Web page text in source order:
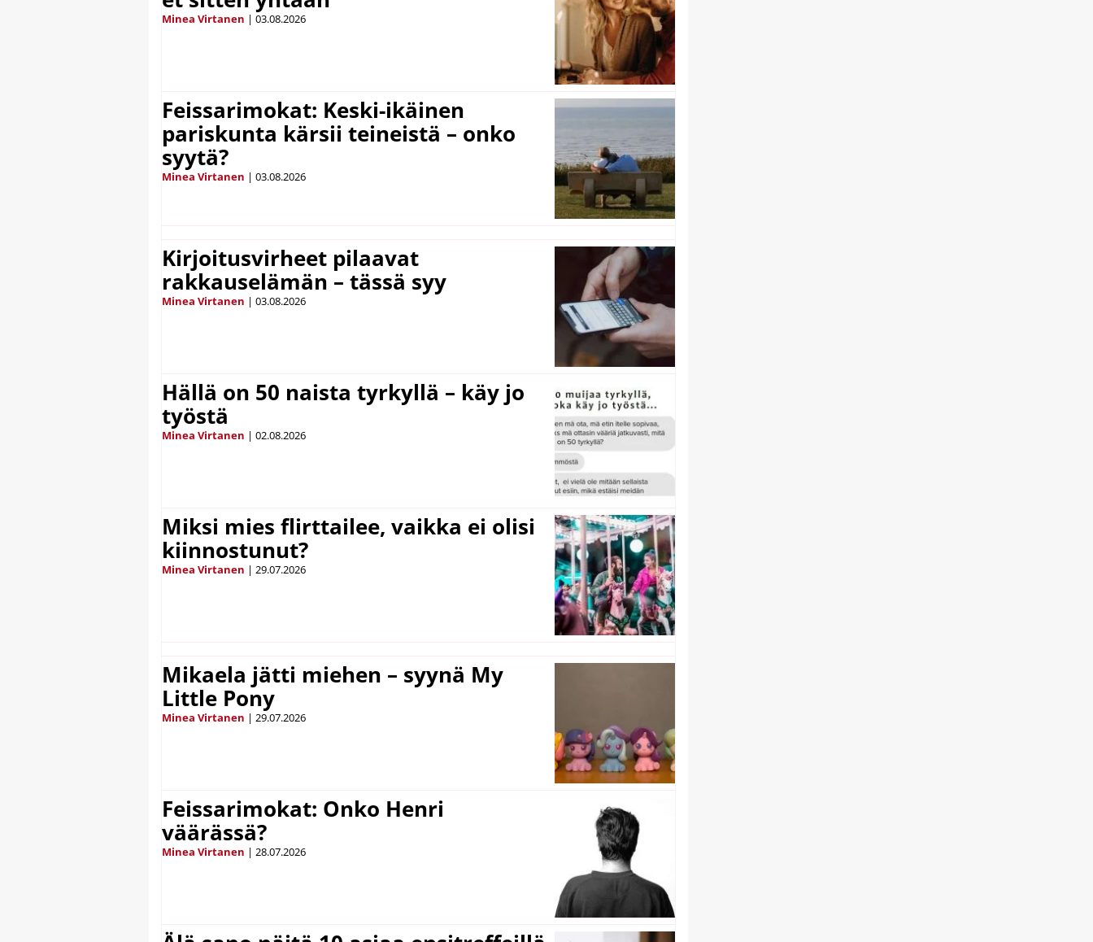
Minea Virtanen | 03.08.2026
Feissarimokat: Keski-ikäinen
pariskunta kärsii teineistä – onko
syytä?
Minea Virtanen | 03.08.2026
Kirjoitusvirheet pilaavat
rakkauselämän – tässä syy
Minea Virtanen | 03.08.2026
Hällä on 50 naista tyrkyllä – käy jo
työstä
Minea Virtanen | 02.08.2026
Miksi mies flirttailee, vaikka ei olisi
kiinnostunut?
Minea Virtanen | 29.07.2026
Mikaela jätti miehen – syynä My
Little Pony
Minea Virtanen | 29.07.2026
Feissarimokat: Onko Henri
väärässä?
Minea Virtanen | 28.07.2026